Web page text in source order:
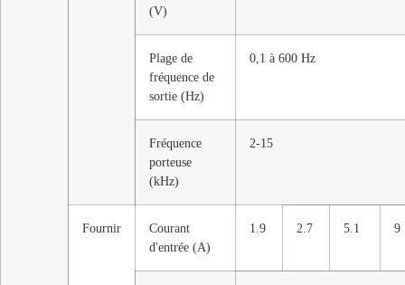
(V)
Plage de
fréquence de
sortie (Hz)
0,1 à 600 Hz
Fréquence
porteuse
(kHz)
2-15
Fournir
Courant
d'entrée (A)
1.9 2.7 5.1 9